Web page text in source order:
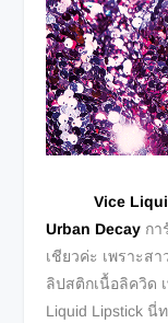
Vice
Urban Decay กา
เชียวค่ะ เพราะส
ลิปสติกเนื้อลิควิด
Liquid Lipstick นี่